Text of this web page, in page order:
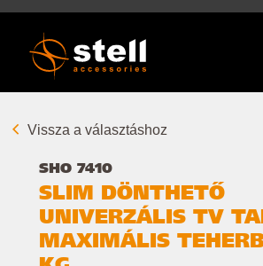
Vissza a választáshoz
SHO 7410
SLIM DÖNTHETŐ
UNIVERZÁLIS TV
MAXIMÁLIS